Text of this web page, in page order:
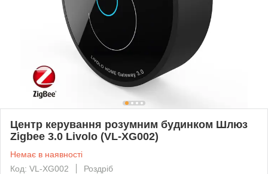
Центр керування розумним будинком Шлюз
Zigbee 3.0 Livolo (VL-XG002)
Немає в наявності
Код: VL-XG002
Роздріб